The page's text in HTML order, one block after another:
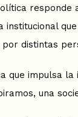
responde
institucional
distintas
que impulsa
una